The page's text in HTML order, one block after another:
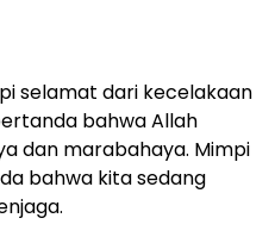
selamat dari kecelakaan
bahwa Allah
dan marabahaya. Mimpi
bahwa kita sedang